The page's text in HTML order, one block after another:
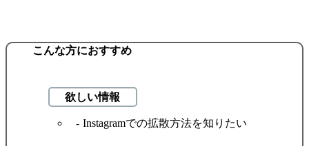
こんな方におすすめ
欲しい情報
Instagramでの拡散方法を知りたい